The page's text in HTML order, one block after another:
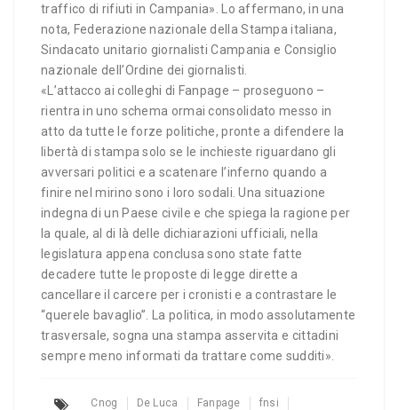
traffico di rifiuti in Campania». Lo affermano, in una
nota, Federazione nazionale della Stampa italiana,
Sindacato unitario giornalisti Campania e Consiglio
nazionale dell’Ordine dei giornalisti.
«L’attacco ai colleghi di Fanpage – proseguono –
rientra in uno schema ormai consolidato messo in
atto da tutte le forze politiche, pronte a difendere la
libertà di stampa solo se le inchieste riguardano gli
avversari politici e a scatenare l’inferno quando a
finire nel mirino sono i loro sodali. Una situazione
indegna di un Paese civile e che spiega la ragione per
la quale, al di là delle dichiarazioni ufficiali, nella
legislatura appena conclusa sono state fatte
decadere tutte le proposte di legge dirette a
cancellare il carcere per i cronisti e a contrastare le
“querele bavaglio”. La politica, in modo assolutamente
trasversale, sogna una stampa asservita e cittadini
sempre meno informati da trattare come sudditi».
Cnog De Luca Fanpage fnsi